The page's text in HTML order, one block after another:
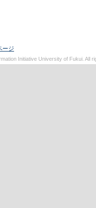
ージ
Initiative University of Fukui. All